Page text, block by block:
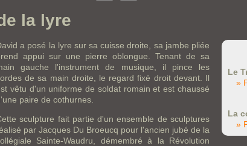
la lyre
a posé la lyre sur sa cuisse droite, sa jambe pliée
appui sur une pierre oblongue. Tenant de sa
gauche l'instrument de musique, il pince les
de sa main droite, le regard fixé droit devant. Il
vêtu d'un uniforme de soldat romain et est chaussé
paire de cothurnes.
sculpture fait partie d'un ensemble de sculptures
par Jacques Du Broeucq pour l'ancien jubé de la
Sainte-Waudru, démembré à la Révolution
Le
»
La
»